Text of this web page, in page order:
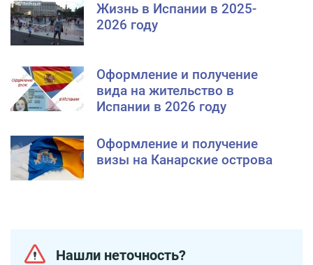
Жизнь в Испании в 2025-
2026 году
Оформление и получение
вида на жительство в
Испании в 2026 году
Оформление и получение
визы на Канарские острова
Нашли неточность?